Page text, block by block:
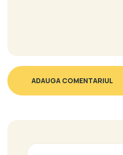
ADAUGA COMENTARIUL